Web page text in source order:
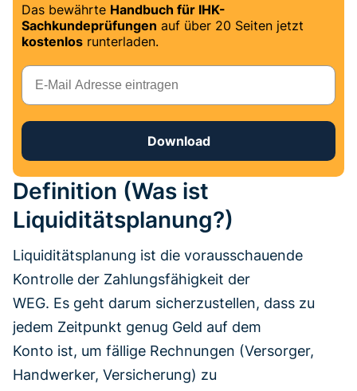
Das bewährte Handbuch für IHK-
Sachkundeprüfungen auf über 20 Seiten jetzt
kostenlos runterladen.
E-Mail
Download
Definition (Was ist
Liquiditätsplanung?)
Liquiditätsplanung ist die vorausschauende
Kontrolle der Zahlungsfähigkeit der
WEG. Es geht darum sicherzustellen, dass zu
jedem Zeitpunkt genug Geld auf dem
Konto ist, um fällige Rechnungen (Versorger,
Handwerker, Versicherung) zu